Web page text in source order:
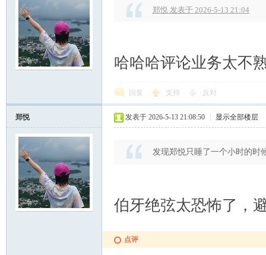
郑悦 发表于 2026-5-13 21:04
哈哈哈评论业务太不
回复 支持 反对
郑悦 发表于 2026-5-13 21:08:50 显示全部楼层
发现郑悦只睡了一个小时的时
伯牙绝弦太恐怖了，
点评